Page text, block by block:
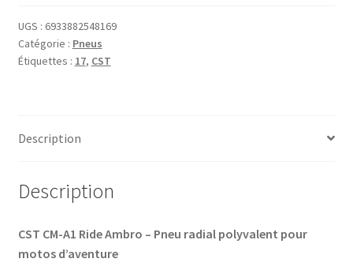
R
17
69V
AMBRO
(arrière)
UGS : 6933882548169
Catégorie : Pneus
Étiquettes : 17, CST
Description
Description
CST CM-A1 Ride Ambro – Pneu radial polyvalent pour
motos d’aventure